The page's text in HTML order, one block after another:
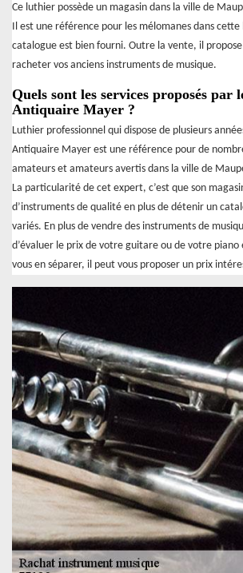
Ce luthier possède un magasin dans la ville de
Il est une référence pour les mélomanes dans
catalogue est bien fourni. Outre la vente, il
racheter vos anciens instruments de musique.
Quels sont les services proposés par
Antiquaire Mayer ?
Luthier professionnel qui dispose de plusieurs
Antiquaire Mayer est une référence pour de
amateurs et amateurs avertis dans la ville de
La particularité de cet expert, c’est que son
d’instruments de qualité en plus de détenir un
variés. En plus de vendre des instruments de
d’évaluer le prix de votre guitare ou de votre piano
vous en séparer, il peut vous proposer un prix